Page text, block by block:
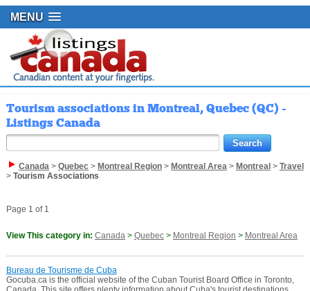
MENU
Tourism associations in Montreal, Quebec (QC) -
Listings Canada
Canada> Quebec> Montreal Region> Montreal Area> Montreal > Travel
> Tourism Associations
Page 1 of 1
View This category in: Canada> Quebec> Montreal Region > Montreal Area
Bureau de Tourisme de Cuba
Gocuba.ca is the official website of the Cuban Tourist Board Office in Toronto,